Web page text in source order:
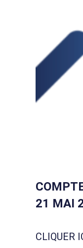
21 MAI
CLIQUER